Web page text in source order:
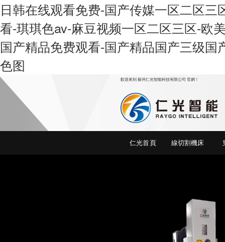
日韩在线观看免费-国产传媒一区二区
看-琪琪色av-麻豆视频一区二区三区-欧
国产精品免费观看-国产精品国产三级
色图
歡迎來到 蘇州仁光智能科技有限公司 官網！
切割,線切割機床,中走絲線切割 ,中走
仁光首頁 線切割機床